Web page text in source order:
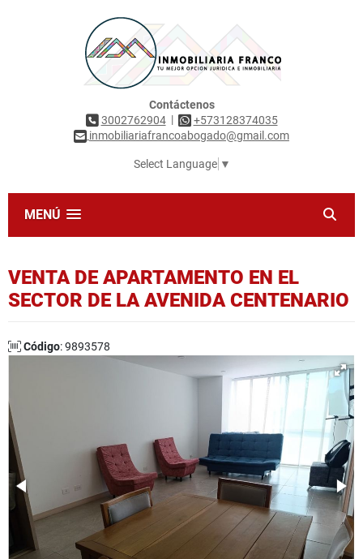
Contáctenos
3002762904|
+573128374035
inmobiliariafrancoabogado@gmail.com
Select Language ▼
MENÚ
VENTA DE APARTAMENTO EN EL
SECTOR DE LA AVENIDA CENTENARIO
Código: 9893578